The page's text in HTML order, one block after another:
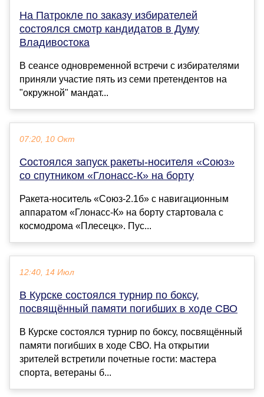
На Патрокле по заказу избирателей
состоялся смотр кандидатов в Думу
Владивостока
В сеансе одновременной встречи с избирателями
приняли участие пять из семи претендентов на
"окружной" мандат...
07:20, 10 Окт
Состоялся запуск ракеты-носителя «Союз»
со спутником «Глонасс-К» на борту
Ракета-носитель «Союз-2.1б» с навигационным
аппаратом «Глонасс-К» на борту стартовала с
космодрома «Плесецк». Пус...
12:40, 14 Июл
В Курске состоялся турнир по боксу,
посвящённый памяти погибших в ходе СВО
В Курске состоялся турнир по боксу, посвящённый
памяти погибших в ходе СВО. На открытии
зрителей встретили почетные гости: мастера
спорта, ветераны б...